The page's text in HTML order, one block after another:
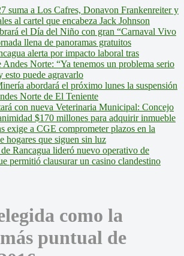
suma a Los Cafres, Donavon Frankenreiter y
al cartel que encabeza Jack Johnson
el Día del Niño con gran “Carnaval Vivo
llena de panoramas gratuitos
alerta por impacto laboral tras
Andes Norte: “Ya tenemos un problema serio
esto puede agravarlo
abordará el próximo lunes la suspensión
Norte de El Teniente
con nueva Veterinaria Municipal: Concejo
$170 millones para adquirir inmueble
exige a CGE comprometer plazos en la
hogares que siguen sin luz
Rancagua lideró nuevo operativo de
permitió clausurar un casino clandestino
como la
puntual de